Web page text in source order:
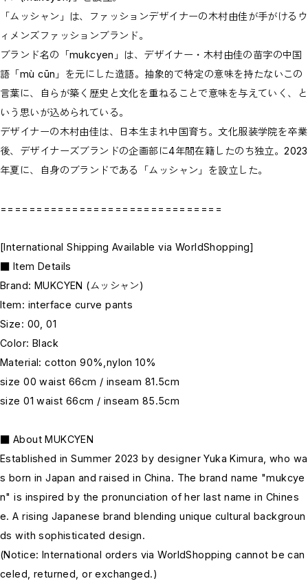
「ムッシャン」は、ファッションデザイナーの木村由佳が手がけるウ
ィメンズファッションブランド。
ブランド名の「mukcyen」は、デザイナー・木村由佳の苗字の中国
語「mù cūn」を元にした造語。抽象的で特定の意味を持たないこの
言葉に、自らが築く歴史と文化を重ねることで意味を与えていく、と
いう思いが込められている。
デザイナーの木村由佳は、日本生まれ中国育ち。文化服装学院を卒業
後、デザイナーズブランドの企画部に4年間在籍したのち独立。2023
年夏に、自身のブランドである「ムッシャン」を設立した。
===============================
[International Shipping Available via WorldShopping]
■ Item Details
Brand: MUKCYEN (ムッシャン)
Item: interface curve pants
Size: 00, 01
Color: Black
Material: cotton 90%,nylon 10%
size 00 waist 66cm / inseam 81.5cm
size 01 waist 66cm / inseam 85.5cm
■ About MUKCYEN
Established in Summer 2023 by designer Yuka Kimura, who wa
s born in Japan and raised in China. The brand name "mukcye
n" is inspired by the pronunciation of her last name in Chines
e. A rising Japanese brand blending unique cultural backgroun
ds with sophisticated design.
(Notice: International orders via WorldShopping cannot be can
celed, returned, or exchanged.)